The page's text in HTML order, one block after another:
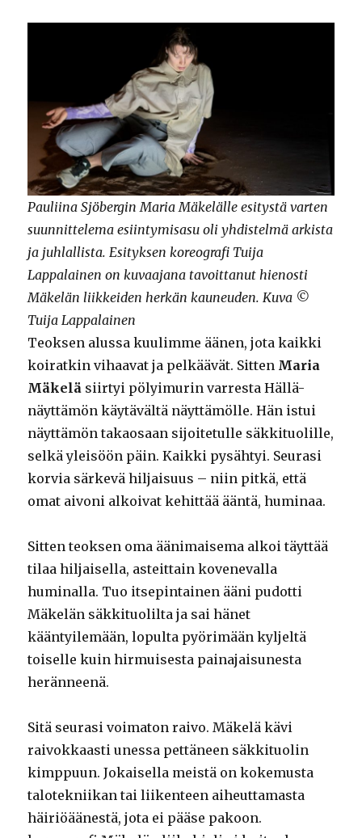
Pauliina Sjöbergin Maria Mäkelälle esitystä varten
suunnittelema esiintymisasu oli yhdistelmä arkista
ja juhlallista. Esityksen koreografi Tuija
Lappalainen on kuvaajana tavoittanut hienosti
Mäkelän liikkeiden herkän kauneuden. Kuva ©
Tuija Lappalainen
Teoksen alussa kuulimme äänen, jota kaikki
koiratkin vihaavat ja pelkäävät. Sitten Maria
Mäkelä siirtyi pölyimurin varresta Hällä-
näyttämön käytävältä näyttämölle. Hän istui
näyttämön takaosaan sijoitetulle säkkituolille,
selkä yleisöön päin. Kaikki pysähtyi. Seurasi
korvia särkevä hiljaisuus – niin pitkä, että
omat aivoni alkoivat kehittää ääntä, huminaa.
Sitten teoksen oma äänimaisema alkoi täyttää
tilaa hiljaisella, asteittain kovenevalla
huminalla. Tuo itsepintainen ääni pudotti
Mäkelän säkkituolilta ja sai hänet
kääntyilemään, lopulta pyörimään kyljeltä
toiselle kuin hirmuisesta painajaisunesta
heränneenä.
Sitä seurasi voimaton raivo. Mäkelä kävi
raivokkaasti unessa pettäneen säkkituolin
kimppuun. Jokaisella meistä on kokemusta
talotekniikan tai liikenteen aiheuttamasta
häiriöäänestä, jota ei pääse pakoon.